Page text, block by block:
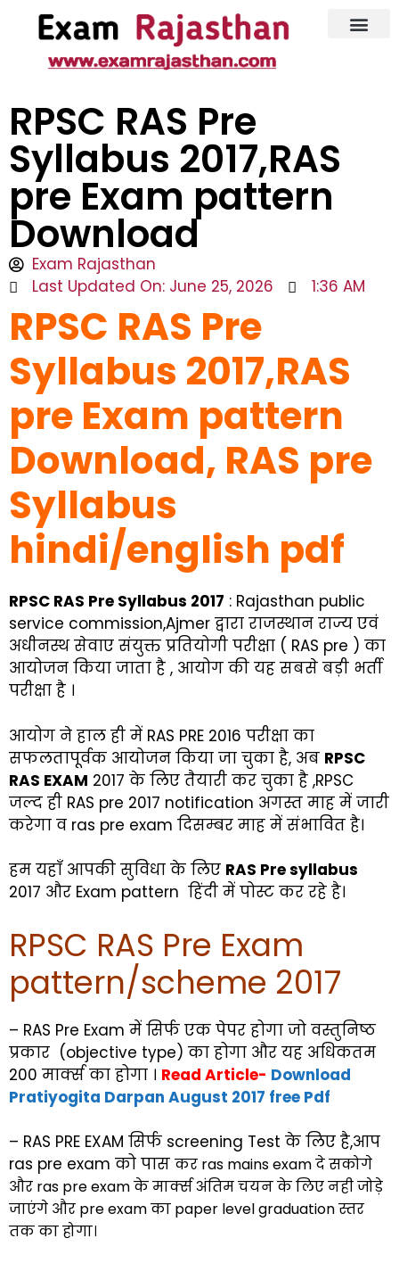
RPSC RAS Pre
Syllabus 2017,RAS
pre Exam pattern
Download
Exam Rajasthan
Last Updated On: June 25, 2026
1:36 AM
RPSC RAS Pre
Syllabus 2017,RAS
pre Exam pattern
Download, RAS pre
Syllabus
hindi/english pdf
RPSC RAS Pre Syllabus 2017 : Rajasthan public
service commission,Ajmer द्वारा राजस्थान राज्य एवं
अधीनस्थ सेवाए संयुक्त प्रतियोगी परीक्षा ( RAS pre ) का
आयोजन किया जाता है , आयोग की यह सबसे बड़ी भर्ती
परीक्षा है ।
आयोग ने हाल ही में RAS PRE 2016 परीक्षा का
सफलतापूर्वक आयोजन किया जा चुका है, अब RPSC
RAS EXAM 2017 के लिए तैयारी कर चुका है ,RPSC
जल्द ही RAS pre 2017 notification अगस्त माह में जारी
करेगा व ras pre exam दिसम्बर माह में संभावित है।
हम यहाँ आपकी सुविधा के लिए RAS Pre syllabus
2017 और Exam pattern हिंदी में पोस्ट कर रहे है।
RPSC RAS Pre Exam
pattern/scheme 2017
– RAS Pre Exam में सिर्फ एक पेपर होगा जो वस्तुनिष्ठ
प्रकार (objective type) का होगा और यह अधिकतम
200 मार्क्स का होगा । Read Article- Download
Pratiyogita Darpan August 2017 free Pdf
– RAS PRE EXAM सिर्फ screening Test के लिए है,आप
ras pre exam को पास कर ras mains exam दे सकोगे
और ras pre exam के मार्क्स अंतिम चयन के लिए नही जोड़े
जाएंगे और pre exam का paper level graduation स्तर
तक का होगा।